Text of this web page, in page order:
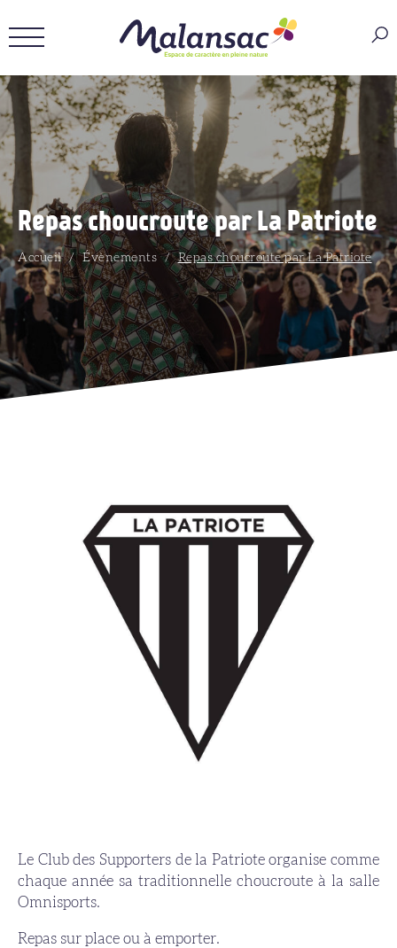
Repas choucroute par La Patriote
Accueil / Évènements / Repas choucroute par La Patriote
Le Club des Supporters de la Patriote organise comme
chaque année sa traditionnelle choucroute à la salle
Omnisports.
Repas sur place ou à emporter.